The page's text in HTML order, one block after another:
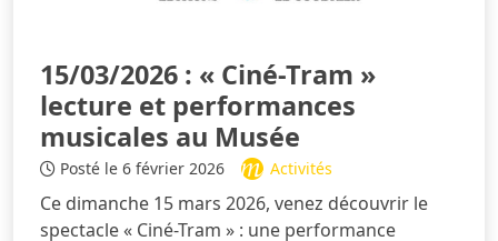
15/03/2026 : « Ciné-Tram »
lecture et performances
musicales au Musée
Posté le 6 février 2026 Activités
Ce dimanche 15 mars 2026, venez découvrir le
spectacle « Ciné-Tram » : une performance